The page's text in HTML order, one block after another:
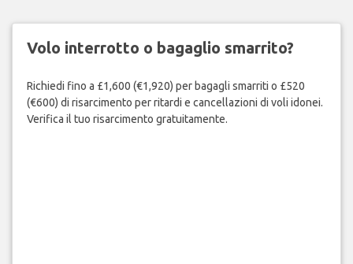
Volo interrotto o bagaglio smarrito?
Richiedi fino a £1,600 (€1,920) per bagagli smarriti o £520
(€600) di risarcimento per ritardi e cancellazioni di voli idonei.
Verifica il tuo risarcimento gratuitamente.